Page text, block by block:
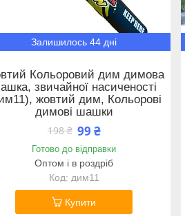
Залишилось 44 дні
Кольоровий дим димова
звичайної насиченості
жовтий дим, Кольорові
димові шашки
198 ₴ 99 ₴
Готово до відправки
Оптом і в роздріб
дим11
Купити